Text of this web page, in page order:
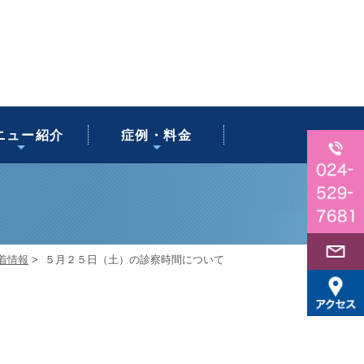
ュー紹介
療
症例・料金
情報 > ５月２５日（土）の診察時間について